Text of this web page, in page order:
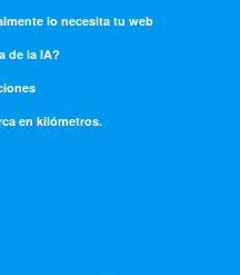
lo necesita tu web
de la IA?
en kilómetros.